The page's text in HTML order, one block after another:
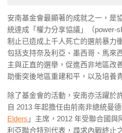
安南基金會最顯著的成就之一，是
統達成「權力分享協議」（power-
制止已造成上千人死亡的選前暴力
包括支持奈及利亞、墨西哥、馬來
主與正直的選舉，促進西非地區改
助衝突後地區重建和平，以及培養
除了基金會的活動，安南亦活躍於
自 2013 年起擔任由前南非總統曼
Elders 」主席，2012 年受聯合國
利亞聯合特別代表，尋求內戰終止